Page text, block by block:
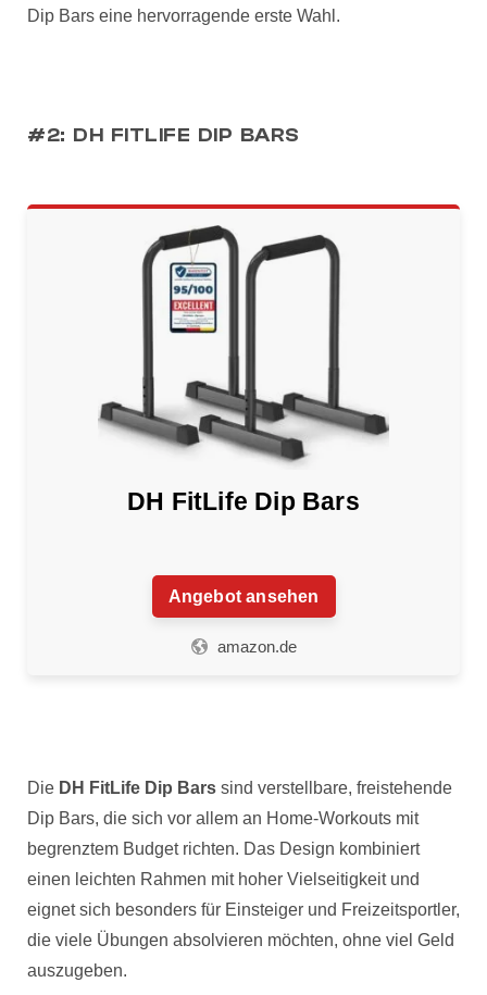
Dip Bars eine hervorragende erste Wahl.
#2: DH FITLIFE DIP BARS
DH FitLife Dip Bars
Angebot ansehen
amazon.de
Die DH FitLife Dip Bars sind verstellbare, freistehende
Dip Bars, die sich vor allem an Home-Workouts mit
begrenztem Budget richten. Das Design kombiniert
einen leichten Rahmen mit hoher Vielseitigkeit und
eignet sich besonders für Einsteiger und Freizeitsportler,
die viele Übungen absolvieren möchten, ohne viel Geld
auszugeben.